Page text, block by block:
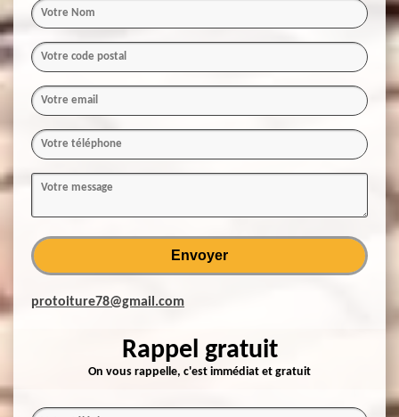
protoiture78@gmail.com
Rappel gratuit
On vous rappelle, c'est immédiat et gratuit